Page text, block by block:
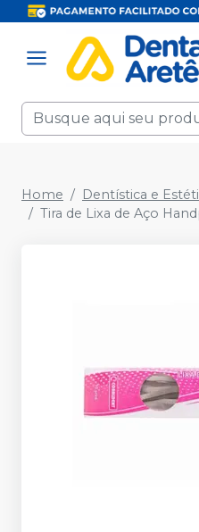
Home Dentística e
Tira de Lixa de Aço